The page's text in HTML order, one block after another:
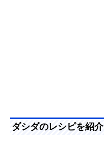
ダシダのレシピを紹介